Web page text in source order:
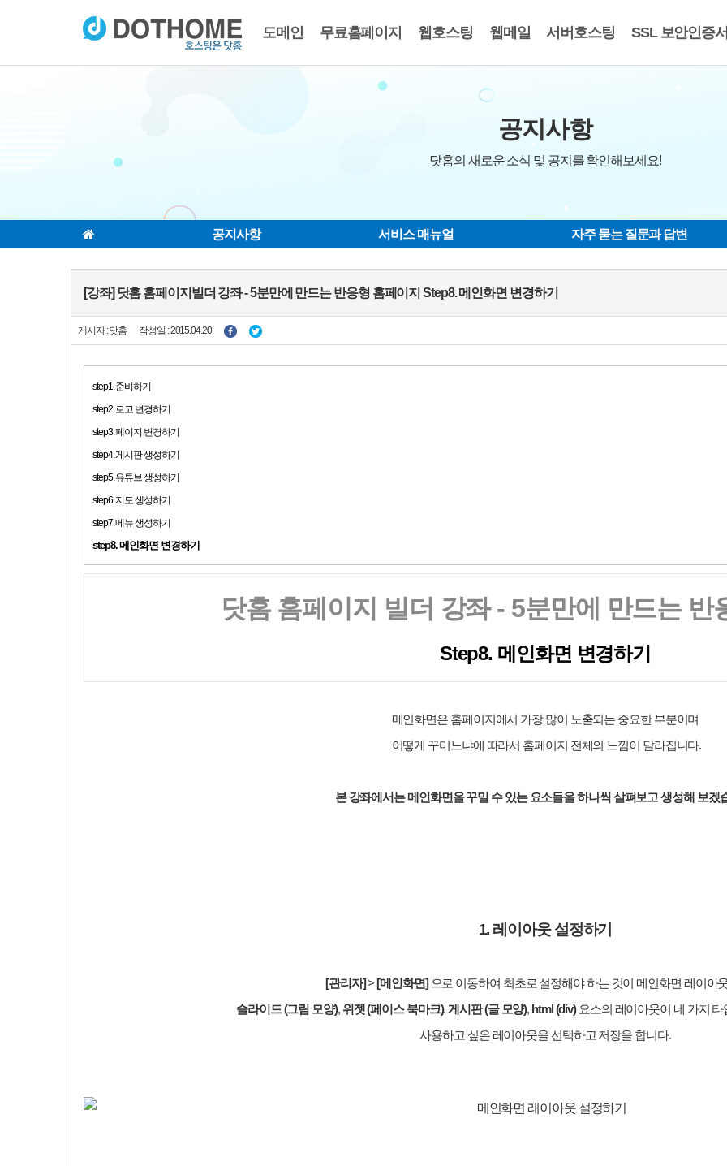
도메인 무료홈페이지 웹호스팅 웹메일 서버호스팅 SSL 보안인증
공지사항
닷홈의 새로운 소식 및 공지를 확인해보세요!
공지사항 서비스 매뉴얼 자주 묻는 질문과 답변
[강좌] 닷홈 홈페이지빌더 강좌 - 5분만에 만드는 반응형 홈페이지 Step8. 메인화면 변경하기
게시자 : 닷홈 작성일 : 2015.04.20
step1. 준비하기
step2. 로고 변경하기
step3. 페이지 변경하기
step4. 게시판 생성하기
step5. 유튜브 생성하기
step6. 지도 생성하기
step7. 메뉴 생성하기
step8. 메인화면 변경하기
닷홈 홈페이지 빌더 강좌 - 5분만에 만드는 반
Step8. 메인화면 변경하기
메인화면은 홈페이지에서 가장 많이 노출되는 중요한 부분이며
어떻게 꾸미느냐에 따라서 홈페이지 전체의 느낌이 달라집니다.
본 강좌에서는 메인화면을 꾸밀 수 있는 요소들을 하나씩 살펴보고 생성해 보겠
1. 레이아웃 설정하기
[관리자] > [메인화면] 으로 이동하여 최초로 설정해야 하는 것이 메인화면 레이아
슬라이드(그림 모양), 위젯(페이스 북마크).게시판(글 모양), html (div)요소의 레이아웃이 네 가지
사용하고 싶은 레이아웃을 선택하고 저장을 합니다.